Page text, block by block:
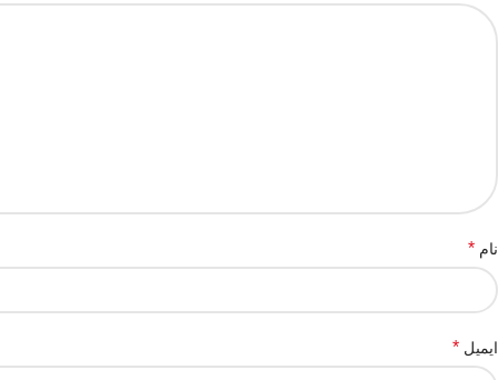
نام *
ایمیل *